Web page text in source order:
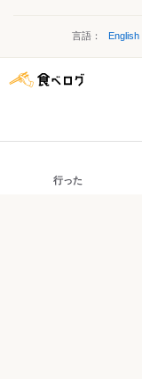
言語： English
行った